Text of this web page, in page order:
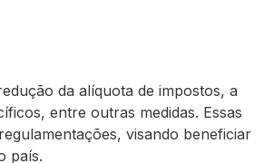
da alíquota de impostos, a
entre outras medidas. Essas
visando beneficiar
país.